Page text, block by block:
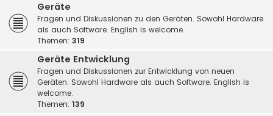
Geräte
Fragen und Diskussionen zu den Geräten. Sowohl Hardware
als auch Software. English is welcome.
Themen: 319
Geräte Entwicklung
Fragen und Diskussionen zur Entwicklung von neuen
Geräten. Sowohl Hardware als auch Software. English is
welcome.
Themen: 139